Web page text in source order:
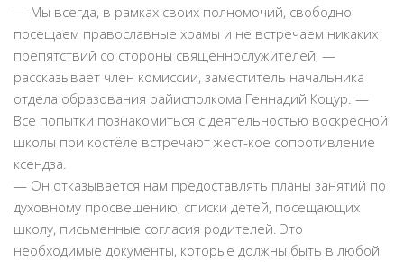
— Мы всегда, в рамках своих полномочий, свободно
посещаем православные храмы и не встречаем никаких
препятствий со стороны священнослужителей, —
рассказывает член комиссии, заместитель начальника
отдела образования райисполкома Геннадий Коцур. —
Все попытки познакомиться с деятельностью воскресной
школы при костёле встречают жест-кое сопротивление
ксендза.
— Он отказывается нам предоставлять планы занятий по
духовному просвещению, списки детей, посещающих
школу, письменные согласия родителей. Это
необходимые документы, которые должны быть в любой